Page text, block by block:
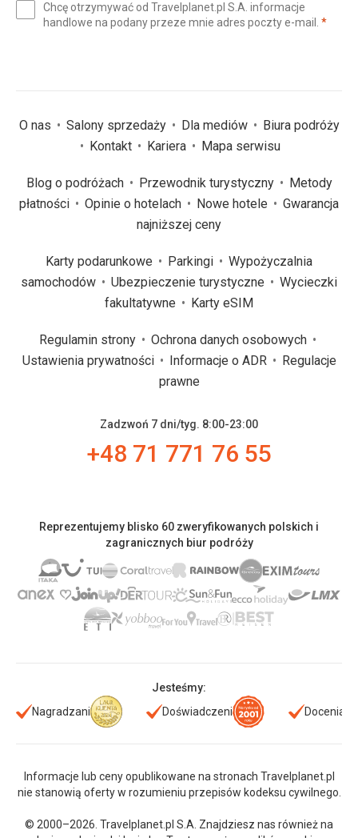
(wymagane)
Chcę otrzymywać od Travelplanet.pl S.A. informacje
handlowe na podany przeze mnie adres poczty e-mail. *
O nas Salony sprzedaży Dla mediów
Biura podróży
Kontakt
Kariera Mapa serwisu
Blog o podróżach Przewodnik turystyczny
Metody
płatności
Opinie o hotelach Nowe hotele
Gwarancja
najniższej ceny
Karty podarunkowe Parkingi
Wypożyczalnia
samochodów
Ubezpieczenie turystyczne
Wycieczki
fakultatywne
Karty eSIM
Regulamin strony
Ochrona danych osobowych
Ustawienia prywatności
Informacje o ADR
Regulacje
prawne
Zadzwoń 7 dni/tyg. 8:00-23:00
+48 71 771 76 55
Reprezentujemy blisko 60 zweryfikowanych polskich i
zagranicznych biur podróży
Jesteśmy:
Nagradzani
Doświadczeni Doceniani
Informacje lub ceny opublikowane na stronach Travelplanet.pl
nie stanowią oferty w rozumieniu przepisów kodeksu cywilnego.
© 2000–2026. Travelplanet.pl S.A. Znajdziesz nas również na